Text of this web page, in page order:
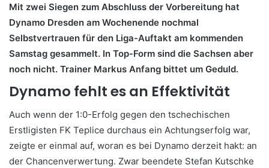
Mit zwei Siegen zum Abschluss der Vorbereitung hat
Dynamo Dresden am Wochenende nochmal
Selbstvertrauen für den Liga-Auftakt am kommenden
Samstag gesammelt. In Top-Form sind die Sachsen aber
noch nicht. Trainer Markus Anfang bittet um Geduld.
Dynamo fehlt es an Effektivität
Auch wenn der 1:0-Erfolg gegen den tschechischen
Erstligisten FK Teplice durchaus ein Achtungserfolg war,
zeigte er einmal auf, woran es bei Dynamo derzeit hakt: an
der Chancenverwertung. Zwar beendete Stefan Kutschke